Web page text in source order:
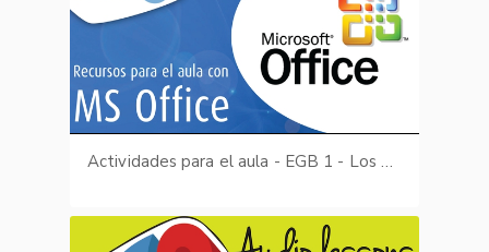
Actividades para el aula - EGB 1 - Los Animales (Sopa de letras: Los animales) parte II de III